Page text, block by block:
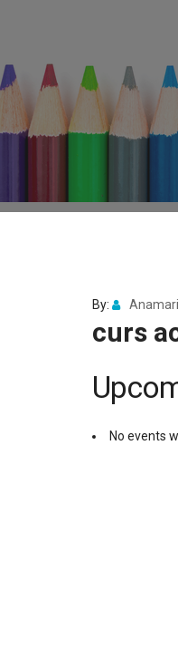
By:
curs
No events